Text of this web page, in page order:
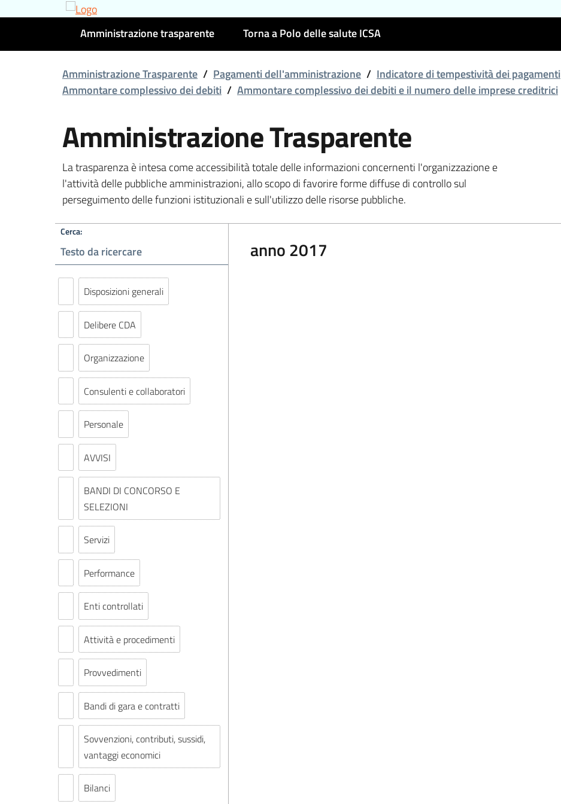
Amministrazione trasparente Torna a Polo delle salute ICSA
Amministrazione Trasparente / Pagamenti dell'amministrazione / Indicatore di tempestività dei pagamenti
Ammontare complessivo dei debiti / Ammontare complessivo dei debiti e il numero delle imprese creditrici
Amministrazione Trasparente
La trasparenza è intesa come accessibilità totale delle informazioni concernenti l'organizzazione e
l'attività delle pubbliche amministrazioni, allo scopo di favorire forme diffuse di controllo sul
perseguimento delle funzioni istituzionali e sull'utilizzo delle risorse pubbliche.
Cerca:
Disposizioni generali
Delibere CDA
Organizzazione
Consulenti e collaboratori
Personale
AVVISI
BANDI DI CONCORSO E
SELEZIONI
Servizi
Performance
Enti controllati
Attività e procedimenti
Provvedimenti
Bandi di gara e contratti
Sovvenzioni, contributi, sussidi,
vantaggi economici
Bilanci
anno 2017